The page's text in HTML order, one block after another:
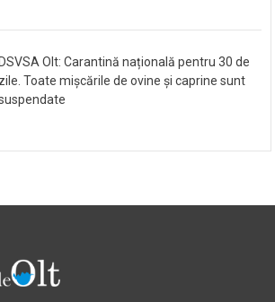
DSVSA Olt: Carantină națională pentru 30 de
zile. Toate mișcările de ovine și caprine sunt